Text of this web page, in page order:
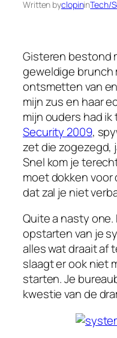
Written byclopininTech/
Gisteren bestond
geweldige brunch
ontsmetten van
mijn zus en haar
mijn ouders had
Security 2009,
zet die zogezegd,
Snel kom je
moet dokken voor
dat zal je niet
Quite a nasty
opstarten van je
alles wat draait af
slaagt er ook niet
starten. Je
kwestie van de